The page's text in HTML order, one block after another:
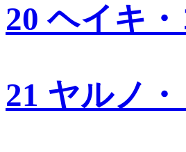
20 ヘイキ
21 ヤルノ